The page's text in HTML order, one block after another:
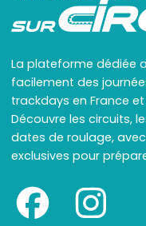
La plateforme dédiée
facilement des
trackdays en France et
Découvre les circuits,
dates de roulage,
exclusives pour